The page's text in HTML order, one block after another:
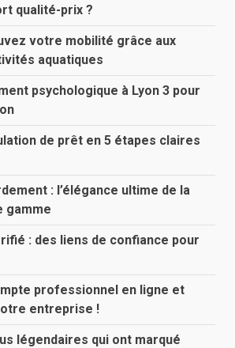
qualité-prix ?
votre mobilité grâce aux
aquatiques
psychologique à Lyon 3 pour
de prêt en 5 étapes claires
: l’élégance ultime de la
gamme
: des liens de confiance pour
professionnel en ligne et
entreprise !
légendaires qui ont marqué